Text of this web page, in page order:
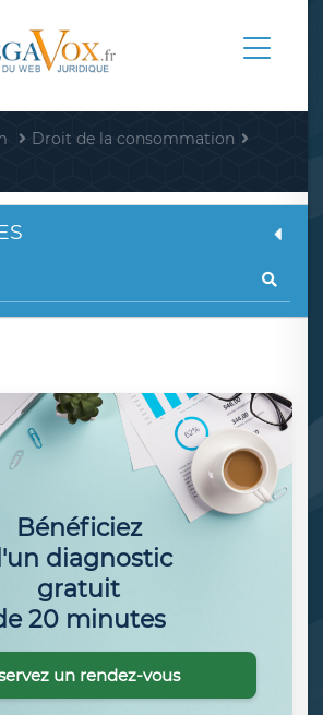
Droit de la consommation
Bénéficiez
diagnostic
gratuit
20 minutes
un rendez-vous